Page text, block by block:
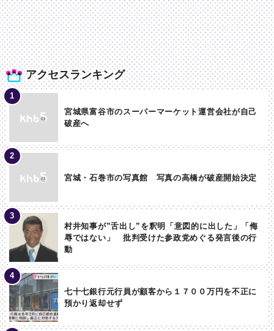
アクセスランキング
宮城県富谷市のスーパーマーケット運営会社が自己
破産へ
宮城・石巻市の写真館 写真の高橋が破産開始決定
村井知事が”舌出し”を釈明「意図的に出した」「侮
辱ではない」 批判受けた参政党めぐる発言後の行
動
七十七銀行元行員が顧客から１７００万円を不正に
預かり返却せず